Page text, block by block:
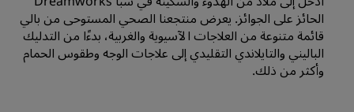
قريبًا
اطلع على الباقات المتاحة لدينا
أفكار السفر
الحائز على الجوائز. يعرض منتجعنا الصحي المستوحى من بالي
قائمة متنوعة من العلاجات الآسيوية والغربية، بدءًا من التدليك
الباليني والتايلاندي التقليدي إلى علاجات الوجه وطقوس الحمام
وأكثر من ذلك.